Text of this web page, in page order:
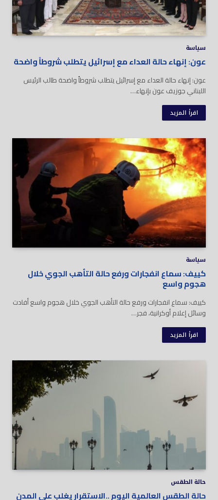
سياسة
عون: إنهاء حالة العداء مع إسرائيل يتطلب شروطاً واضحة
عون: إنهاء حالة العداء مع إسرائيل يتطلب شروطاً واضحة طالب الرئيس
اللبناني جوزيف عون بإنهاء…
اقرأ المزيد
سياسة
كييف: سماع انفجارات ورفع حالة التأهب الجوي خلال
هجوم واسع
كييف: سماع انفجارات ورفع حالة التأهب الجوي خلال هجوم واسع أفادت
وسائل إعلام أوكرانية، فجر…
اقرأ المزيد
حالة الطقس
حالة الطقس العالمية اليوم ..الاستقرار يغلب على المدن